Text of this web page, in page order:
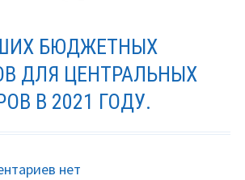
БЮДЖЕТНЫХ
ДЛЯ ЦЕНТРАЛЬНЫХ
В 2021 ГОДУ.
кнет